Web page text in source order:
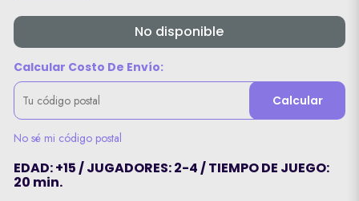
No disponible
Calcular Costo De Envío:
Calcular
No sé mi código postal
EDAD: +15 / JUGADORES: 2-4 / TIEMPO DE JUEGO:
20 min.